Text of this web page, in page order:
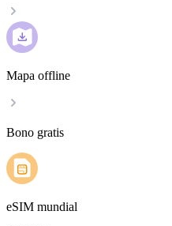
Mapa offline
Bono gratis
eSIM mundial